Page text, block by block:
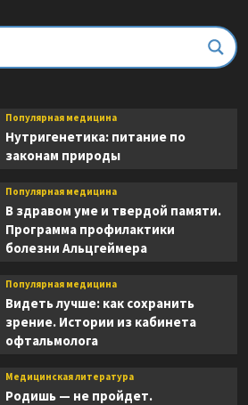
помогать, развиваться и не
Популярная медицина
Нутригенетика: питание по
законам природы
Популярная медицина
В здравом уме и твердой памяти.
Программа профилактики
болезни Альцгеймера
Популярная медицина
Видеть лучше: как сохранить
зрение. Истории из кабинета
офтальмолога
Медицинская литература
Родишь — не пройдет.